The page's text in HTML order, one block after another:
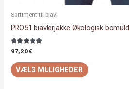
Sortiment til biavl
PRO51 biavlerjakke Økologisk bomuld
Vurderet
5.00
ud af 5
97,20€
VÆLG MULIGHEDER